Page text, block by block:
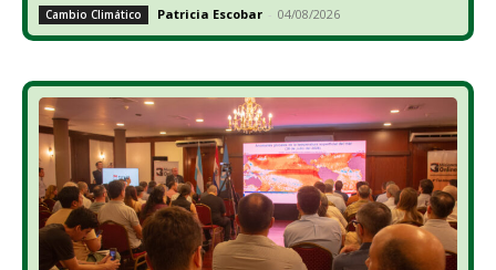
Cambio Climático Patricia Escobar - 04/08/2026